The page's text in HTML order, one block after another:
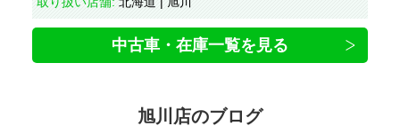
中古車・在庫一覧を見る
旭川店のブログ